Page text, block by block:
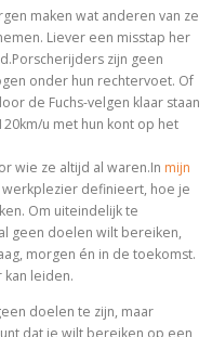
maken wat anderen van ze
Liever een misstap her
zijn geen
onder hun rechtervoet. Of
de Fuchs-velgen klaar staan
u met hun kont op het
wie ze altijd al waren.In mijn
definieert, hoe je
Om uiteindelijk te
geen doelen wilt bereiken,
morgen én in de toekomst.
kan leiden.
doelen te zijn, maar